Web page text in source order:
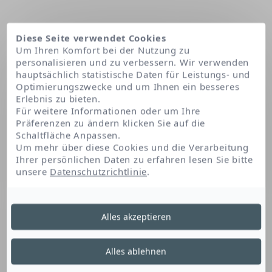
Startseite Glutamylamidoethyl indole
Glutamylamidoethyl
Indole
Diese Seite verwendet Cookies
Um Ihren Komfort bei der Nutzung zu
personalisieren und zu verbessern. Wir verwenden
hauptsächlich statistische Daten für Leistungs- und
Optimierungszwecke und um Ihnen ein besseres
Erlebnis zu bieten.
Für weitere Informationen oder um Ihre
Präferenzen zu ändern klicken Sie auf die
Schaltfläche Anpassen.
Um mehr über diese Cookies und die Verarbeitung
Ihrer persönlichen Daten zu erfahren lesen Sie bitte
unsere Datenschutzrichtlinie.
Alles ablehnen
Alles akzeptieren